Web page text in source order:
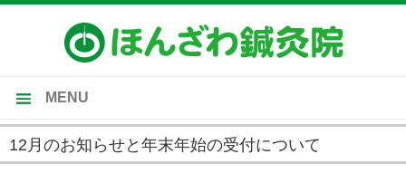
MENU
トップ
12月のお知らせと年末年始の受付について